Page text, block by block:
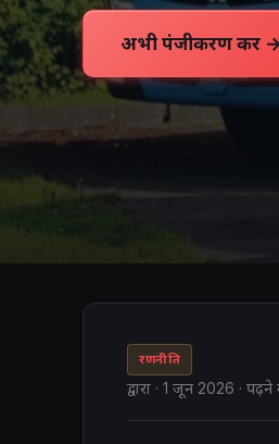
अभी पंजीकरण करें
रणनीति
द्वारा · 1 जून 2026 ·